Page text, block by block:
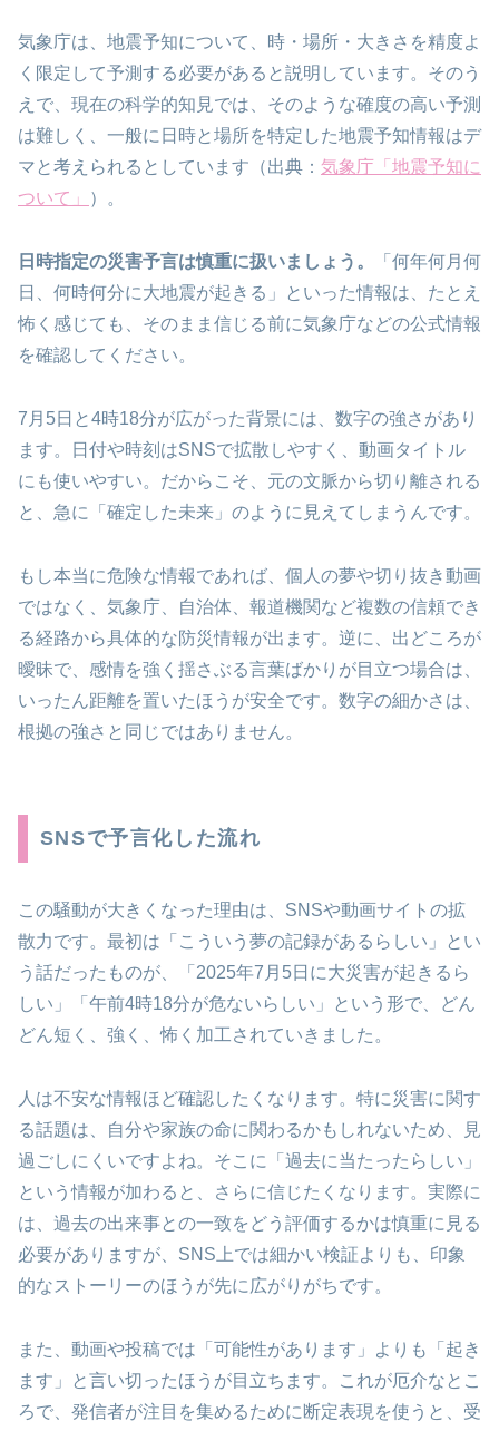
気象庁は、地震予知について、時・場所・大きさを精度よ
く限定して予測する必要があると説明しています。そのう
えで、現在の科学的知見では、そのような確度の高い予測
は難しく、一般に日時と場所を特定した地震予知情報はデ
マと考えられるとしています（出典： 気象庁「地震予知に
ついて」
）。
日時指定の災害予言は慎重に扱いましょう。
「何年何月何
日、何時何分に大地震が起きる」といった情報は、たとえ
怖く感じても、そのまま信じる前に気象庁などの公式情報
を確認してください。
7月5日と4時18分が広がった背景には、数字の強さがあり
ます。日付や時刻はSNSで拡散しやすく、動画タイトル
にも使いやすい。だからこそ、元の文脈から切り離される
と、急に「確定した未来」のように見えてしまうんです。
もし本当に危険な情報であれば、個人の夢や切り抜き動画
ではなく、気象庁、自治体、報道機関など複数の信頼でき
る経路から具体的な防災情報が出ます。逆に、出どころが
曖昧で、感情を強く揺さぶる言葉ばかりが目立つ場合は、
いったん距離を置いたほうが安全です。数字の細かさは、
根拠の強さと同じではありません。
SNSで予言化した流れ
この騒動が大きくなった理由は、SNSや動画サイトの拡
散力です。最初は「こういう夢の記録があるらしい」とい
う話だったものが、「2025年7月5日に大災害が起きるら
しい」「午前4時18分が危ないらしい」という形で、どん
どん短く、強く、怖く加工されていきました。
人は不安な情報ほど確認したくなります。特に災害に関す
る話題は、自分や家族の命に関わるかもしれないため、見
過ごしにくいですよね。そこに「過去に当たったらしい」
という情報が加わると、さらに信じたくなります。実際に
は、過去の出来事との一致をどう評価するかは慎重に見る
必要がありますが、SNS上では細かい検証よりも、印象
的なストーリーのほうが先に広がりがちです。
また、動画や投稿では「可能性があります」よりも「起き
ます」と言い切ったほうが目立ちます。これが厄介なとこ
ろで、発信者が注目を集めるために断定表現を使うと、受